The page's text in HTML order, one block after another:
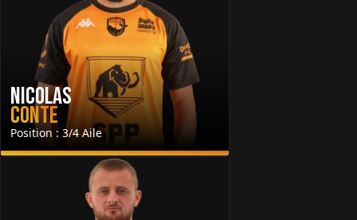
Nicolas
Conte
Position : 3/4 Aile